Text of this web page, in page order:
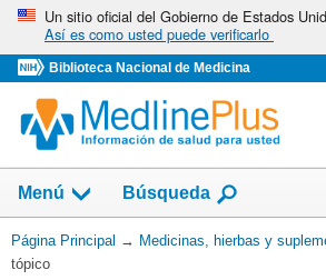
Omita
vaya
al
Contenido
Un sitio oficial del Gobierno de Estados
Así es como usted puede verificarlo
Biblioteca Nacional de Medicina
Menú
Mostrar
campo
de
Búsqueda
Usted
está
Página Principal → Medicinas, hierbas y
tópico